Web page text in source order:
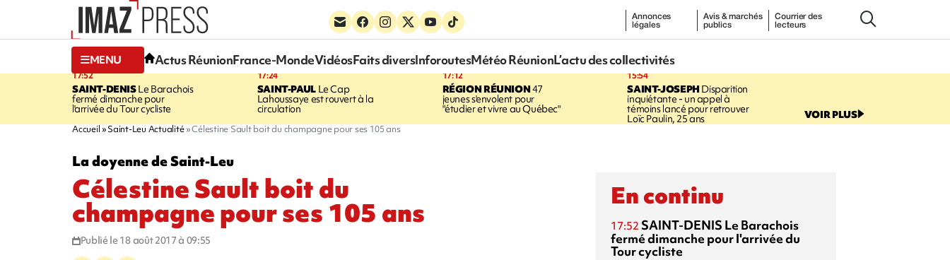
Annonces
légales
Avis & marchés
publics
Courrier des
lecteurs
MENU Actus RéunionFrance-MondeVidéosFaits diversInforoutesMétéo RéunionL’actu des collectivités
17:52
SAINT-DENISLe Barachois
fermé dimanche pour
l'arrivée du Tour cycliste
17:24
SAINT-PAULLe Cap
Lahoussaye est rouvert à la
circulation
17:12
RÉGION RÉUNION47
jeunes s'envolent pour
"étudier et vivre au Québec"
15:54
SAINT-JOSEPHDisparition
inquiétante - un appel à
témoins lancé pour retrouver
Loïc Paulin, 25 ans VOIR PLUS
Accueil Saint-Leu Actualité Célestine Sault boit du champagne pour ses 105 ans
La doyenne de Saint-Leu
Célestine Sault boit du
champagne pour ses 105 ans
Publié le 18 août 2017 à 09:55
En continu
17:52 SAINT-DENIS Le Barachois
fermé dimanche pour l'arrivée du
Tour cycliste